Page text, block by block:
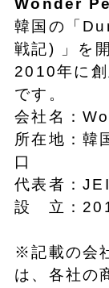
Wonder
韓国の「
戦記) 」を
2010年に
です。
会社名：
所在地：韓
口
代表者：
設 立：
※記載の会
は、各社の